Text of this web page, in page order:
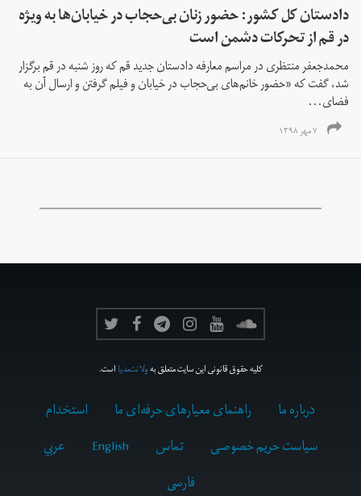
دادستان کل کشور: حضور زنان بی‌حجاب در خيابان‌ها به ویژه
در قم از تحرکات دشمن است
محمدجعفر منتظری در مراسم معارفه دادستان جدید قم که روز شنبه در قم برگزار
شد، گفت که «حضور خانم‌های بی‌حجاب در خيابان و فيلم گرفتن و ارسال آن به
فضای...
۷ مهر ۱۳۹۸
کلیه حقوق قانونی این سایت متعلق بهولانت‌مدیااست.
درباره ما راهنمای معیارهای حرفه‌ای ما
استخدام
سیاست حریم خصوصی
تماس English
عربي
فارسى